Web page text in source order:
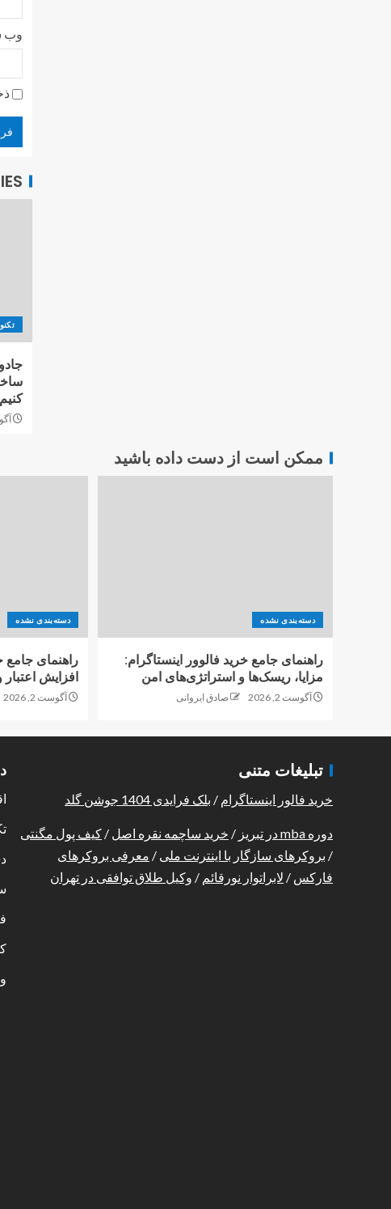
وب‌
ممکن است از دست داده باشید
دسته‌بندی نشده
راهنمای جامع خرید فالوور اینستاگرام:
مزایا، ریسک‌ها و استراتژی‌های امن
آگوست 2, 2026 صادق ایروانی
دسته‌بندی نشده
راهنمای جامع
افزایش
آگوست 2, 2026
تبلیغات متنی
خرید فالور اینستاگرام / بلک فرایدی 1404 جوشن گلد
دوره mba در تبریز / خرید ساچمه نقره اصل / کیف پول مگنتی
/ بروکرهای سازگار با اینترنت ملی / معرفی بروکرهای
فارکس / لابراتوار نورقائم / وکیل طلاق توافقی در تهران